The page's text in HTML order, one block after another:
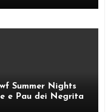
Summer Nights
e Pau dei Negrita